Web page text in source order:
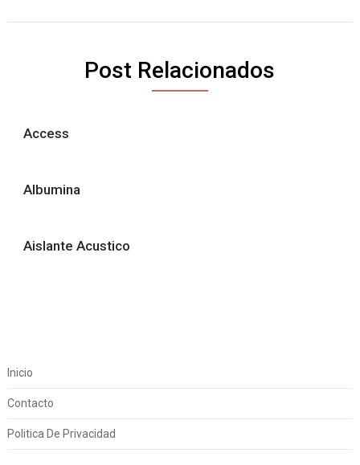
Post Relacionados
Access
Albumina
Aislante Acustico
Inicio
Contacto
Politica De Privacidad